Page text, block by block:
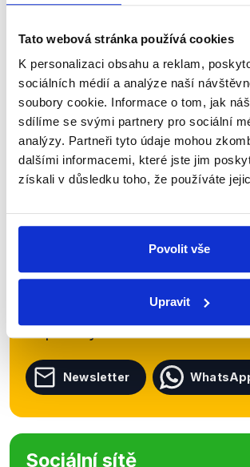
Tato webová stránka používá cookies
K personalizaci obsahu a reklam,
sociálních médií a analýze naší
soubory cookie. Informace o tom, jak
sdílíme se svými partnery pro sociální
analýzy. Partneři tyto údaje mohou
dalšími informacemi, které jste jim
získali v důsledku toho, že používáte
Povolit vše
Upravit
očekávat, že i v prosinci měla Česká
nezaměstnanosti.
Zůstaňme v kontaktu
Přihlaste se k odběru našeho
newsletteru nebo
shrnutí nejzajímavějších
Začněte nás odebírat, a
přehled o tom, jaké
nepravdy se zrovna v Česku
Newsletter
Sociální sítě